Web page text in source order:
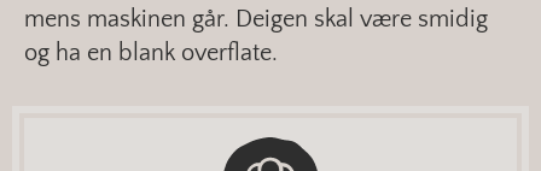
mens maskinen går. Deigen skal være smidig
og ha en blank overflate.